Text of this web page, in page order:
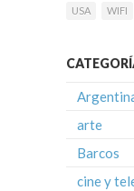
USA
WIFI
arte
Barcos
cine y